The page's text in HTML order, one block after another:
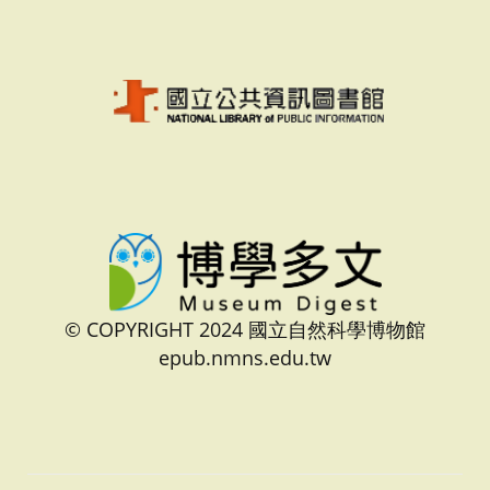
© COPYRIGHT 2024 國立自然科學博物館
epub.nmns.edu.tw